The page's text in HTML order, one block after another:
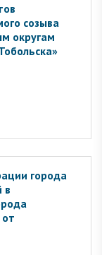
созыва
округам
города
в